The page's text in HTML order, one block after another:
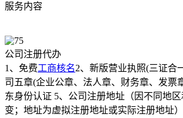
服务内容
公司注册代办
1、免费工商核名2、新版营业执照(三证合
司五章(企业公章、法人章、财务章、发票
东身份认证 5、公司注册地址（因不同地
变；地址为虚拟注册地址或实际注册地址）